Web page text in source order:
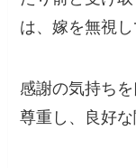
は、嫁を無視
感謝の気持ち
尊重し、良好